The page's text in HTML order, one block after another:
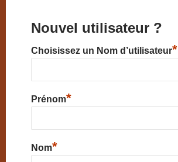
Nouvel utilisateur ?
Choisissez un Nom d’utilisateur*
Prénom*
Nom*